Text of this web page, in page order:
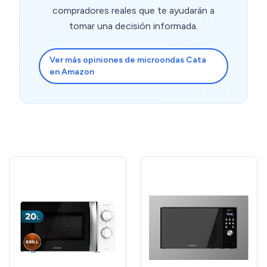
compradores reales que te ayudarán a
tomar una decisión informada.
Ver más opiniones de microondas Cata
en Amazon